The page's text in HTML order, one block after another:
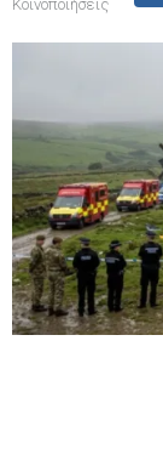
Κοινοποιήσεις